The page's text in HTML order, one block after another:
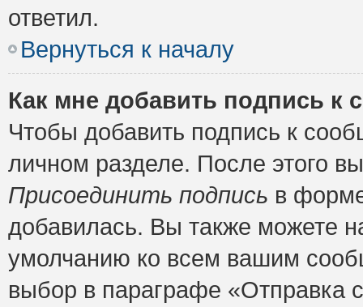
ответил.
Вернуться к началу
Как мне добавить подпись к
Чтобы добавить подпись к
личном разделе. После этого
Присоединить подпись в
добавилась. Вы также можете
умолчанию ко всем вашим
выбор в параграфе «Отправка